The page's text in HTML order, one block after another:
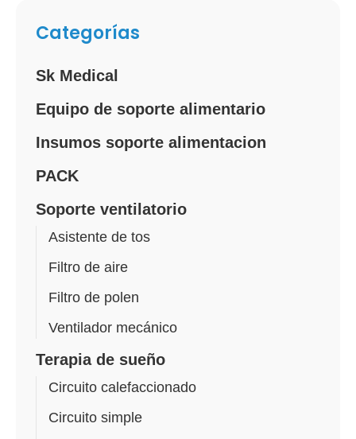
Categorías
Sk Medical
Equipo de soporte alimentario
Insumos soporte alimentacion
PACK
Soporte ventilatorio
Asistente de tos
Filtro de aire
Filtro de polen
Ventilador mecánico
Terapia de sueño
Circuito calefaccionado
Circuito simple